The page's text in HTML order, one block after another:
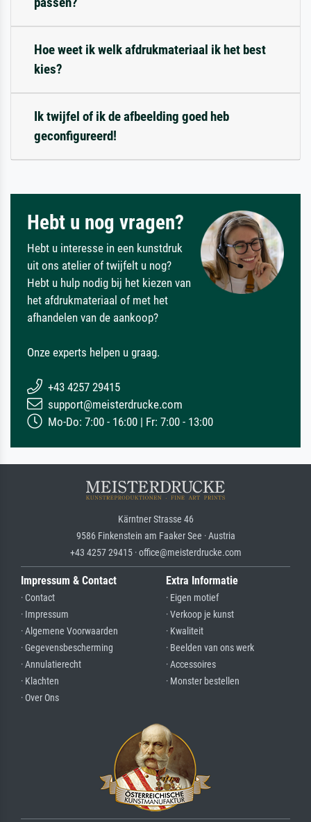
Hoe weet ik welk afdrukmateriaal ik het best
kies?
Ik twijfel of ik de afbeelding goed heb
geconfigureerd!
Hebt u nog vragen?
Hebt u interesse in een kunstdruk
uit ons atelier of twijfelt u nog?
Hebt u hulp nodig bij het kiezen van
het afdrukmateriaal of met het
afhandelen van de aankoop?
Onze experts helpen u graag.
+43 4257 29415
support@meisterdrucke.com
Mo-Do: 7:00 - 16:00 | Fr: 7:00 - 13:00
Kärntner Strasse 46
9586 Finkenstein am Faaker See · Austria
+43 4257 29415 · office@meisterdrucke.com
Impressum & Contact
· Contact
· Impressum
· Algemene Voorwaarden
· Gegevensbescherming
· Annulatierecht
· Klachten
· Over Ons
Extra Informatie
· Eigen motief
· Verkoop je kunst
· Kwaliteit
· Beelden van ons werk
· Accessoires
· Monster bestellen